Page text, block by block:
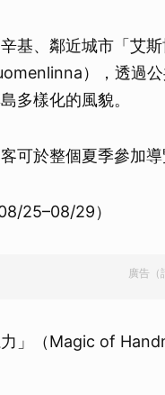
基、鄰近城市「艾
），透過
多樣化的風貌。
可於整個夏季參加
25–08/29）
廣告（
力」（Magic of
取消